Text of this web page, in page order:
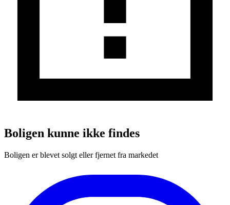
Boligen kunne ikke findes
Boligen er blevet solgt eller fjernet fra markedet